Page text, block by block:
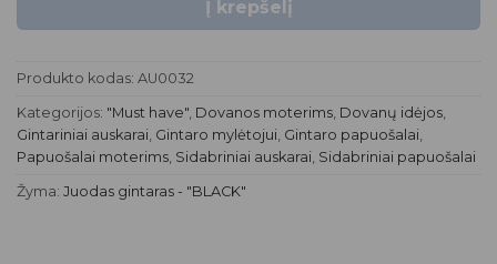
Į krepšelį
Produkto kodas: AU0032
Kategorijos: "Must have", Dovanos moterims, Dovanų idėjos,
Gintariniai auskarai, Gintaro mylėtojui, Gintaro papuošalai,
Papuošalai moterims, Sidabriniai auskarai, Sidabriniai papuošalai
Žyma: Juodas gintaras - "BLACK"